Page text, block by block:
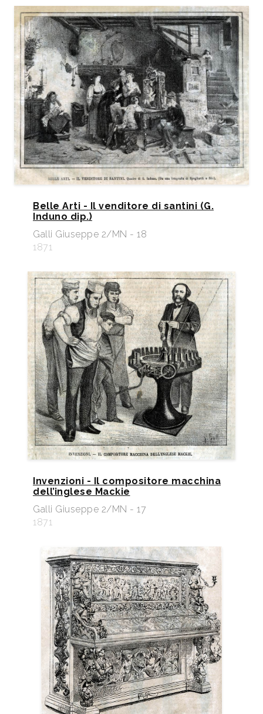
Belle Arti - Il venditore di santini (G.
Induno dip.)
Galli Giuseppe 2/MN - 18
1871
Invenzioni - Il compositore macchina
dell’inglese Mackie
Galli Giuseppe 2/MN - 17
1871